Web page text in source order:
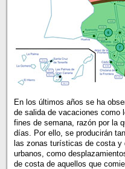
En los últimos años se ha
de salida de vacaciones como
fines de semana, razón por la
días. Por ello, se producirán
las zonas turísticas de costa y
urbanos, como
de costa de aquellos que